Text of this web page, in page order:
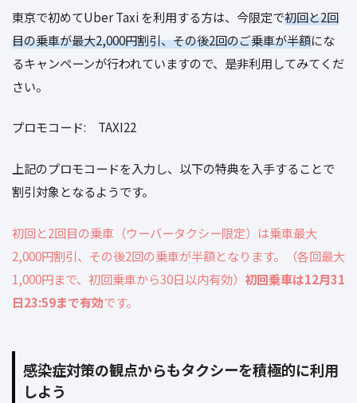
東京で初めてUber Taxi を利用する方は、今限定で初回と2回
目の乗車が最大2,000円割引、その後2回のご乗車が半額にな
るキャンペーンが行われていますので、是非利用してみてくだ
さい。
プロモコード: TAXI22
上記のプロモコードを入力し、以下の特典を入手することで
割引対象となるようです。
初回と2回目の乗車（ウーバータクシー限定）は乗車最大
2,000円割引、その後2回の乗車が半額となります。（各回最大
1,000円まで、初回乗車から30日以内有効） 初回乗車は12月31
日23:59まで有効です。
感染症対策の観点からもタクシーを積極的に利用
しよう